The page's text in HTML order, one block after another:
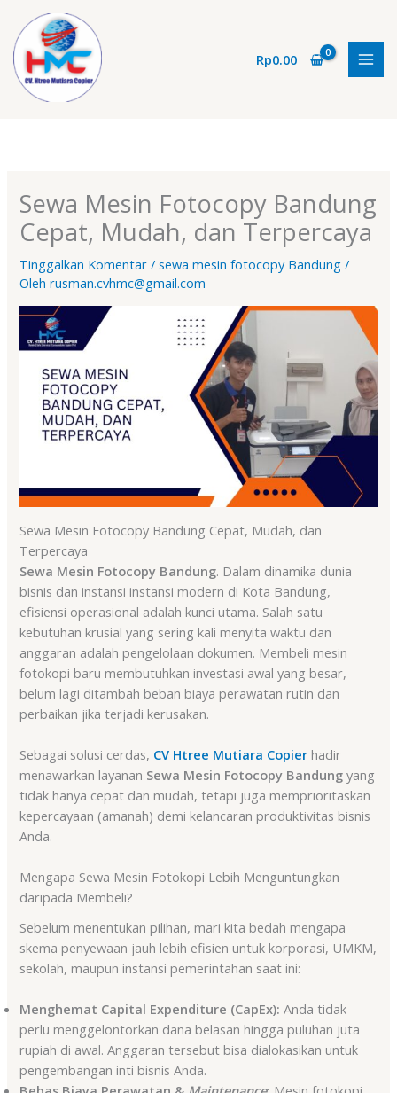
konten
Rp0.00
Sewa Mesin Fotocopy Bandung
Cepat, Mudah, dan Terpercaya
Tinggalkan Komentar /sewa mesin fotocopy Bandung /
Olehrusman.cvhmc@gmail.com
Sewa Mesin Fotocopy Bandung Cepat, Mudah, dan
Terpercaya
Sewa Mesin Fotocopy Bandung. Dalam dinamika dunia
bisnis dan instansi instansi modern di Kota Bandung,
efisiensi operasional adalah kunci utama. Salah satu
kebutuhan krusial yang sering kali menyita waktu dan
anggaran adalah pengelolaan dokumen. Membeli mesin
fotokopi baru membutuhkan investasi awal yang besar,
belum lagi ditambah beban biaya perawatan rutin dan
perbaikan jika terjadi kerusakan.
Sebagai solusi cerdas, CV Htree Mutiara Copier hadir
menawarkan layanan Sewa Mesin Fotocopy Bandung yang
tidak hanya cepat dan mudah, tetapi juga memprioritaskan
kepercayaan (amanah) demi kelancaran produktivitas bisnis
Anda.
Mengapa Sewa Mesin Fotokopi Lebih Menguntungkan
daripada Membeli?
Sebelum menentukan pilihan, mari kita bedah mengapa
skema penyewaan jauh lebih efisien untuk korporasi, UMKM,
sekolah, maupun instansi pemerintahan saat ini:
Menghemat Capital Expenditure (CapEx): Anda tidak
perlu menggelontorkan dana belasan hingga puluhan juta
rupiah di awal. Anggaran tersebut bisa dialokasikan untuk
pengembangan inti bisnis Anda.